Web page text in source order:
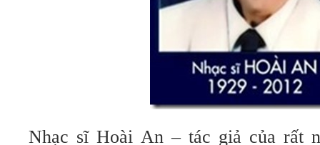
Nhạc sĩ Hoài An – tác giả của rất